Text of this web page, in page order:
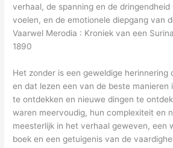
verhaal, de spanning en de
voelen, en de emotionele diepgang van
Vaarwel Merodia : Kroniek van een
1890
Het zonder is een geweldige herinnering
en dat lezen een van de beste manieren
te ontdekken en nieuwe dingen te
waren meervoudig, hun complexiteit en
meesterlijk in het verhaal geweven, een
boek en een getuigenis van de